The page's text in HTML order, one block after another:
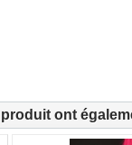
ont